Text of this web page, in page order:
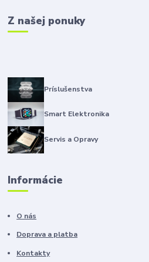
Z našej ponuky
Príslušenstva
Smart Elektronika
Servis a Opravy
Informácie
O nás
Doprava a platba
Kontakty